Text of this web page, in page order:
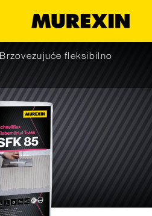
Brzovezujuće fleksibilno